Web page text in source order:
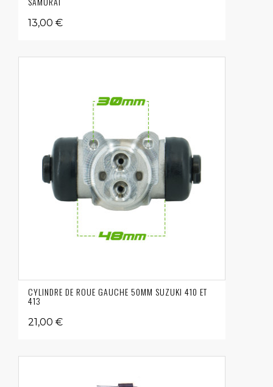
13,00 €
CYLINDRE DE ROUE GAUCHE 50MM SUZUKI 410 ET
413
21,00 €